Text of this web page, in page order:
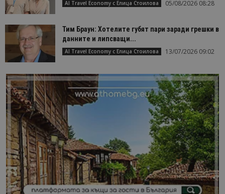
AI Travel Economy с Елица Стоилова 05/08/2026 08:28
Тим Браун: Хотелите губят пари заради грешки в
данните и липсващи...
AI Travel Economy с Елица Стоилова 13/07/2026 09:02